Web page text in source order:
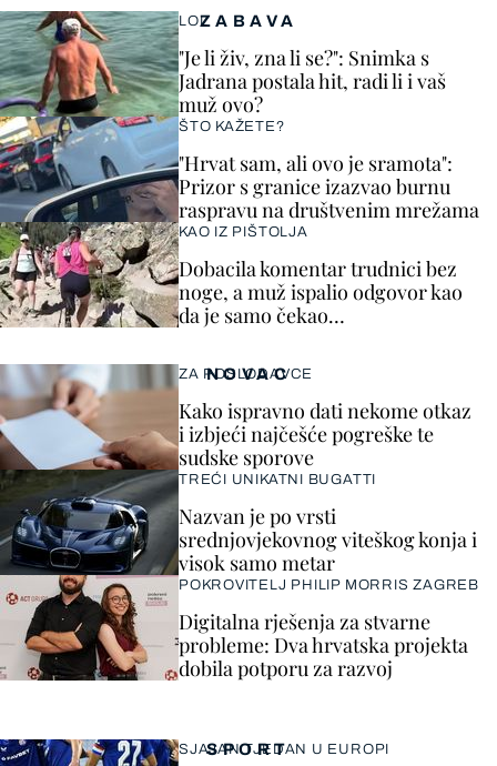
ZABAVA
LOL
"Je li živ, zna li se?": Snimka s
Jadrana postala hit, radi li i vaš
muž ovo?
ŠTO KAŽETE?
"Hrvat sam, ali ovo je sramota":
Prizor s granice izazvao burnu
raspravu na društvenim mrežama
KAO IZ PIŠTOLJA
Dobacila komentar trudnici bez
noge, a muž ispalio odgovor kao
da je samo čekao…
SPORT
SJAJAN TJEDAN U EUROPI
NOVAC
ZA POSLODAVCE
Kako ispravno dati nekome otkaz
i izbjeći najčešće pogreške te
sudske sporove
TREĆI UNIKATNI BUGATTI
Nazvan je po vrsti
srednjovjekovnog viteškog konja i
visok samo metar
POKROVITELJ PHILIP MORRIS ZAGREB
Digitalna rješenja za stvarne
probleme: Dva hrvatska projekta
dobila potporu za razvoj